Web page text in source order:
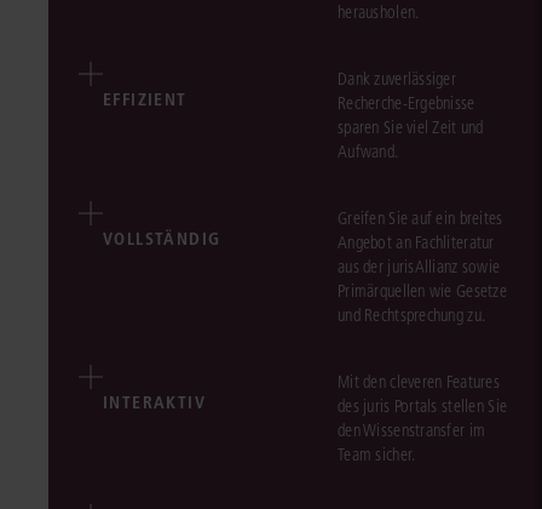
herausholen.
EFFIZIENT
Dank zuverlässiger
Recherche-Ergebnisse
sparen Sie viel Zeit und
Aufwand.
VOLLSTÄNDIG
Greifen Sie auf ein breites
Angebot an Fachliteratur
aus der jurisAllianz sowie
Primärquellen wie Gesetze
und Rechtsprechung zu.
INTERAKTIV
Mit den cleveren Features
des juris Portals stellen Sie
den Wissenstransfer im
Team sicher.